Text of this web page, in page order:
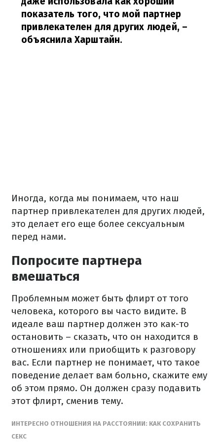
показатель того, что мой партнер
привлекателен для других людей, –
объяснила Харштайн.
Иногда, когда мы понимаем, что наш
партнер привлекателен для других людей,
это делает его еще более сексуальным
перед нами.
Попросите партнера
вмешаться
Проблемным может быть флирт от того
человека, которого вы часто видите. В
идеале ваш партнер должен это как-то
остановить – сказать, что он находится в
отношениях или приобщить к разговору
вас. Если партнер не понимает, что такое
поведение делает вам больно, скажите ему
об этом прямо. Он должен сразу подавить
этот флирт, сменив тему.
ИНТЕРЕСНО ОТНОШЕНИЯ НА РАССТОЯНИИ: КАК СОХРАНИТЬ
СЕКС